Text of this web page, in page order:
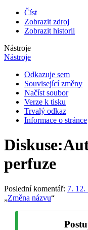
Číst
Zobrazit zdroj
Zobrazit historii
Nástroje
Nástroje
Odkazuje sem
Související změny
Načíst soubor
Verze k tisku
Trvalý odkaz
Informace o stránce
Diskuse:
perfuze
Poslední komentář: 7. 12.
„Změna názvu“